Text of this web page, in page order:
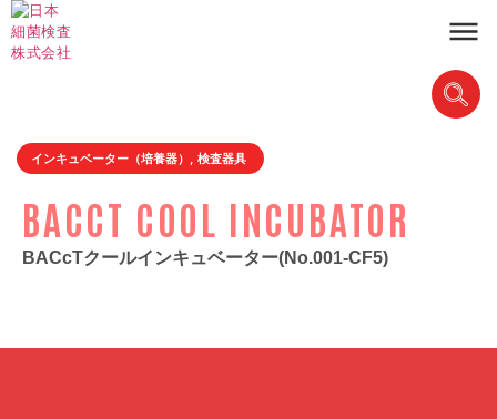
インキュベーター（培養器） , 検査器具
BACCT COOL INCUBATOR
BACcTクールインキュベーター(No.001-CF5)